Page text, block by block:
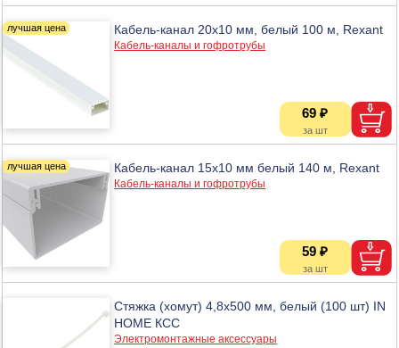
Кабель-канал 20х10 мм, белый 100 м, Rexant
Кабель-каналы и гофротрубы
69 ₽
Кабель-канал 15х10 мм белый 140 м, Rexant
Кабель-каналы и гофротрубы
59 ₽
Стяжка (хомут) 4,8х500 мм, белый (100 шт) IN
HOME КСС
Электромонтажные аксессуары